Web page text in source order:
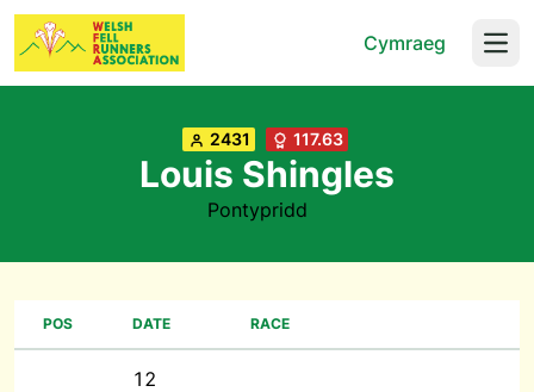
Cymraeg
2431 117.63
Louis Shingles
Pontypridd
POS DATE RACE
12